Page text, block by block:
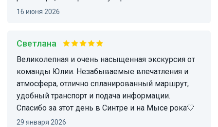
16 июня 2026
Светлана
Великолепная и очень насыщенная экскурсия от
команды Юлии. Незабываемые впечатления и
атмосфера, отлично спланированный маршрут,
удобный транспорт и подача информации.
Спасибо за этот день в Синтре и на Мысе рока🤍
29 января 2026